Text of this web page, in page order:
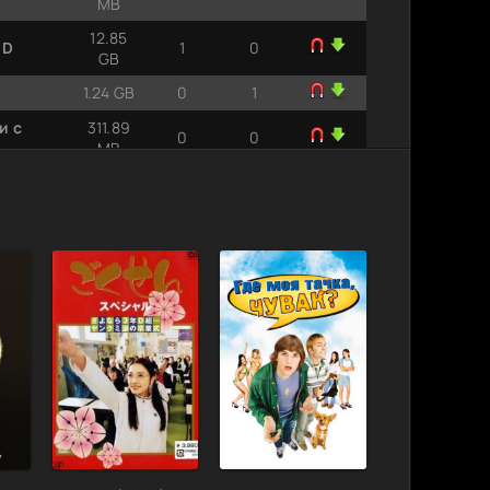
12.85
GB
1 0
1.24 GB 0
1
с
311.89
MB
0 0
7.29 GB 2 0
|
3.47 GB 0 1
746.02
MB
0 0
2.46 GB 2 1
9.03
GB
1